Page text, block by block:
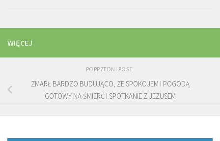
WIĘCEJ
POPRZEDNI POST
ZMARŁ BARDZO BUDUJĄCO, ZE SPOKOJEM I POGODĄ
GOTOWY NA ŚMIERĆ I SPOTKANIE Z JEZUSEM